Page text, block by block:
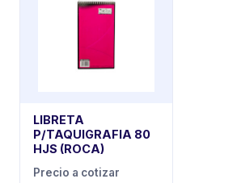
LIBRETA
P/TAQUIGRAFIA 80
HJS (ROCA)
Precio a cotizar